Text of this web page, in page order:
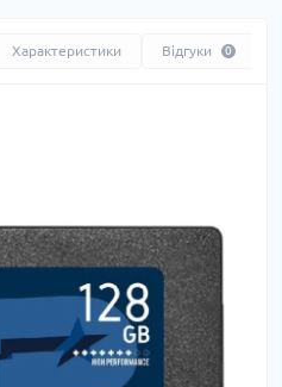
Характеристики Відгуки 0